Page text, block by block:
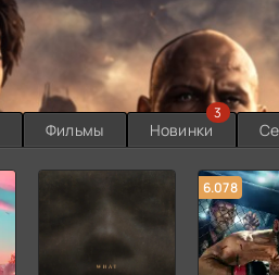
Фильмы Новинки
3
6.078